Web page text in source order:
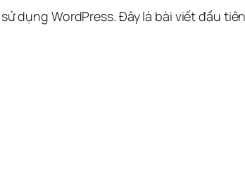
dụng WordPress. Đây là bài viết đầu